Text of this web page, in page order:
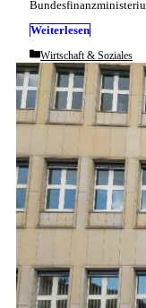
Weiterlesen
Categories
Wirtschaft & Soziales